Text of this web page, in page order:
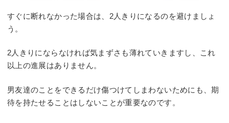
すぐに断れなかった場合は、2人きりになるのを避けましょ
う。
2人きりにならなければ気まずさも薄れていきますし、これ
以上の進展はありません。
男友達のことをできるだけ傷つけてしまわないためにも、期
待を持たせることはしないことが重要なのです。